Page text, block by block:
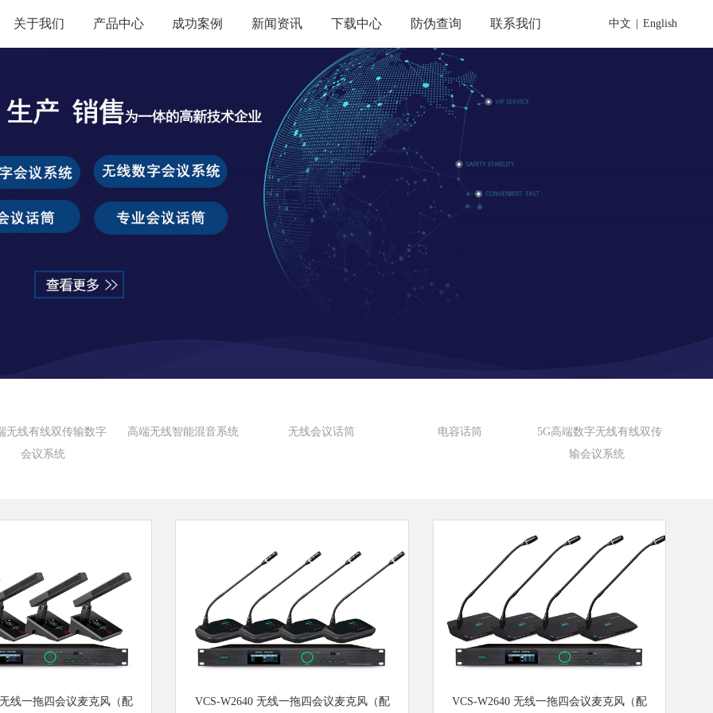
关于我们 产品中心 成功案例 新闻资讯 下载中心 防伪查询 联系我们 中文 English
无线有线双传输数字
会议系统
高端无线智能混音系统 无线会议话筒 电容话筒
5G高端数字无线有线双传
输会议系统
线一拖四会议麦克风（配 VCS-W2640 无线一拖四会议麦克风（配 VCS-W2640 无线一拖四会议麦克风（配